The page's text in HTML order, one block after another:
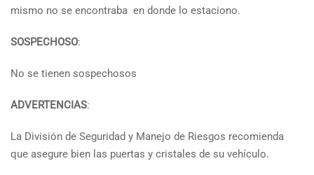
mismo no se encontraba en donde lo estaciono.
SOSPECHOSO:
No se tienen sospechosos
ADVERTENCIAS:
La División de Seguridad y Manejo de Riesgos recomienda
que asegure bien las puertas y cristales de su vehículo.